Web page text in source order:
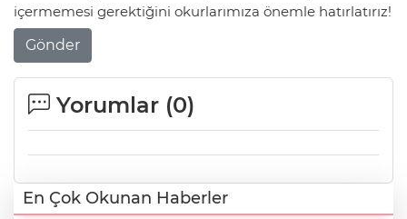
içermemesi gerektiğini okurlarımıza önemle hatırlatırız!
Gönder
Yorumlar (0)
En Çok Okunan Haberler